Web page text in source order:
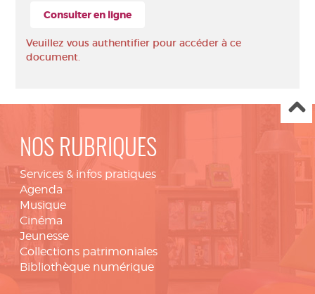
Consulter en ligne
Veuillez vous authentifier pour accéder à ce
document.
NOS RUBRIQUES
Services & infos pratiques
Agenda
Musique
Cinéma
Jeunesse
Collections patrimoniales
Bibliothèque numérique